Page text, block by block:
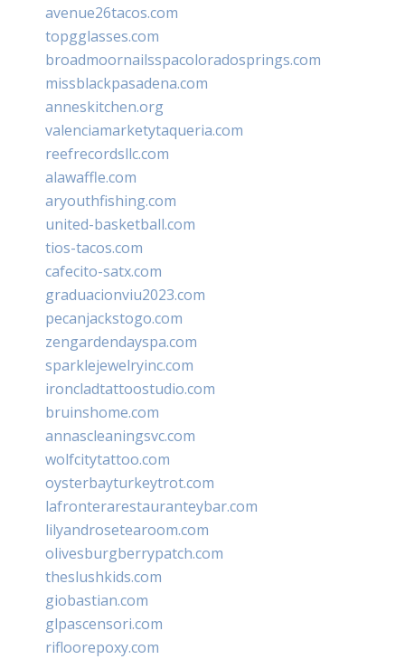
avenue26tacos.com
topgglasses.com
broadmoornailsspacoloradosprings.com
missblackpasadena.com
anneskitchen.org
valenciamarketytaqueria.com
reefrecordsllc.com
alawaffle.com
aryouthfishing.com
united-basketball.com
tios-tacos.com
cafecito-satx.com
graduacionviu2023.com
pecanjackstogo.com
zengardendayspa.com
sparklejewelryinc.com
ironcladtattoostudio.com
bruinshome.com
annascleaningsvc.com
wolfcitytattoo.com
oysterbayturkeytrot.com
lafronterarestauranteybar.com
lilyandrosetearoom.com
olivesburgberrypatch.com
theslushkids.com
giobastian.com
glpascensori.com
rifloorepoxy.com